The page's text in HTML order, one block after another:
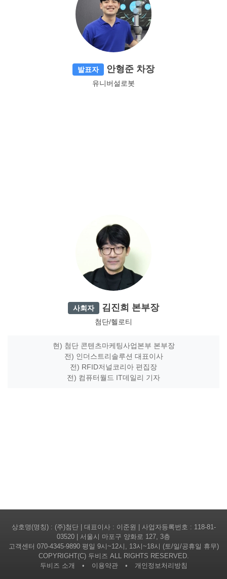
발표자 안형준 차장
유니버설로봇
사회자 김진희 본부장
첨단/헬로티
현) 첨단 콘텐츠마케팅사업본부 본부장
전) 인더스트리솔루션 대표이사
전) RFID저널코리아 편집장
전) 컴퓨터월드 IT데일리 기자
상호명(명칭) : (주)첨단 | 대표이사 : 이준원 | 사업자등록번호 : 118-81-
03520 | 서울시 마포구 양화로 127, 3층
고객센터 070-4345-9890평일 9시~12시, 13시~18시 (토/일/공휴일 휴무)
COPYRIGHT(C) 두비즈 ALL RIGHTS RESERVED.
두비즈 소개
• 이용약관 • 개인정보처리방침